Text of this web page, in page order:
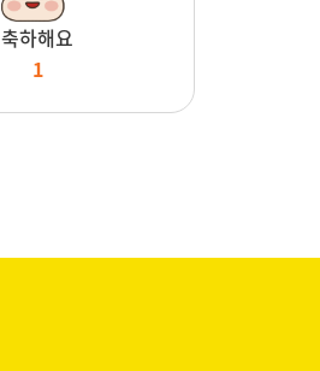
축하해요
1